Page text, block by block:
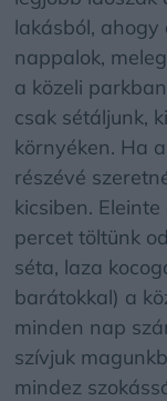
lakásból,
nappalok,
a közeli
csak sétáljunk,
környéken. Ha
részévé
kicsiben.
percet töltünk
séta, laza
barátokkal) a
minden nap
szívjuk
mindez